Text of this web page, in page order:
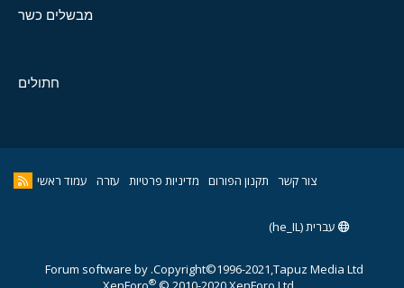
מבשלים כשר
חתולים
צור קשר תקנון הפורום מדיניות פרטיות עזרה עמוד ראשי
עברית (he_IL)
Copyright©1996-2021,Tapuz Media Ltd.
Forum software by
®